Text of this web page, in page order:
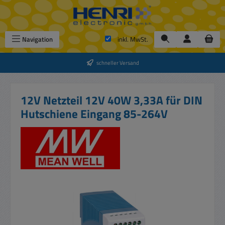
Zum Hauptinhalt springen
Navigation inkl. MwSt.
schneller Versand
12V Netzteil 12V 40W 3,33A für DIN
Hutschiene Eingang 85-264V
Bildergalerie überspringen